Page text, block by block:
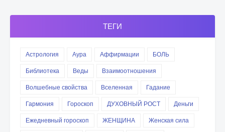
ТЕГИ
Астрология Аура Аффирмации
БОЛЬ
Библиотека
Веды
Взаимоотношения
Волшебные свойства
Вселенная
Гадание
Гармония
Гороскоп ДУХОВНЫЙ РОСТ
Деньги
Ежедневный гороскоп
ЖЕНЩИНА
Женская сила